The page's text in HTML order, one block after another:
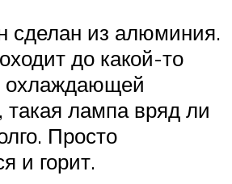
сделан из алюминия.
до какой-то
охлаждающей
такая лампа вряд ли
Просто
и горит.